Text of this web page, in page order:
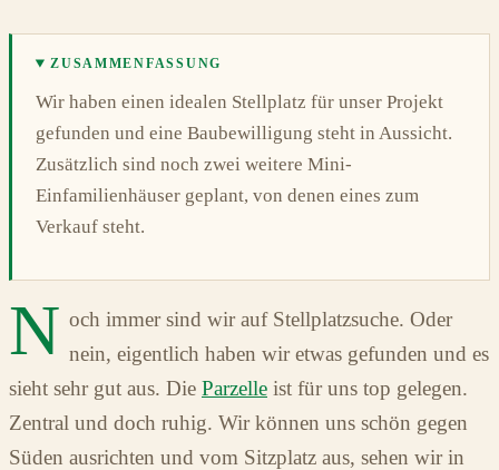
ZUSAMMENFASSUNG
Wir haben einen idealen Stellplatz für unser Projekt
gefunden und eine Baubewilligung steht in Aussicht.
Zusätzlich sind noch zwei weitere Mini-
Einfamilienhäuser geplant, von denen eines zum
Verkauf steht.
N och immer sind wir auf Stellplatzsuche. Oder
nein, eigentlich haben wir etwas gefunden und es
sieht sehr gut aus. Die Parzelle ist für uns top gelegen.
Zentral und doch ruhig. Wir können uns schön gegen
Süden ausrichten und vom Sitzplatz aus, sehen wir in